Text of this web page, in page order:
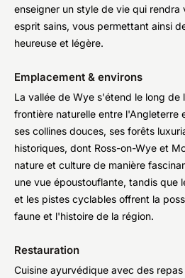
enseigner un style de vie qui
esprit sains, vous permettant ainsi
heureuse et légère.
Emplacement & environs
La vallée de Wye s'étend le long de
frontière naturelle entre l'Angleterre
ses collines douces, ses forêts
historiques, dont Ross-on-Wye et
nature et culture de manière
une vue époustouflante, tandis que
et les pistes cyclables offrent la
faune et l'histoire de la région.
Restauration
Cuisine ayurvédique avec des